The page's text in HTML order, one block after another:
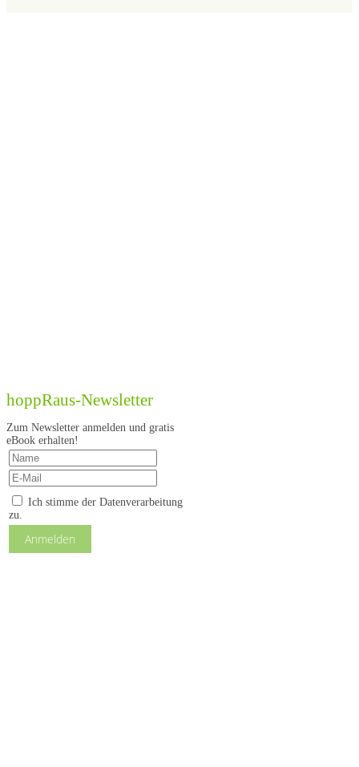
hoppRaus-Newsletter
Zum Newsletter anmelden und gratis
eBook erhalten!
Ich stimme der Datenverarbeitung
zu.
Anmelden